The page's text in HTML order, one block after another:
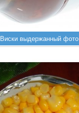
Виски выдержанный фото